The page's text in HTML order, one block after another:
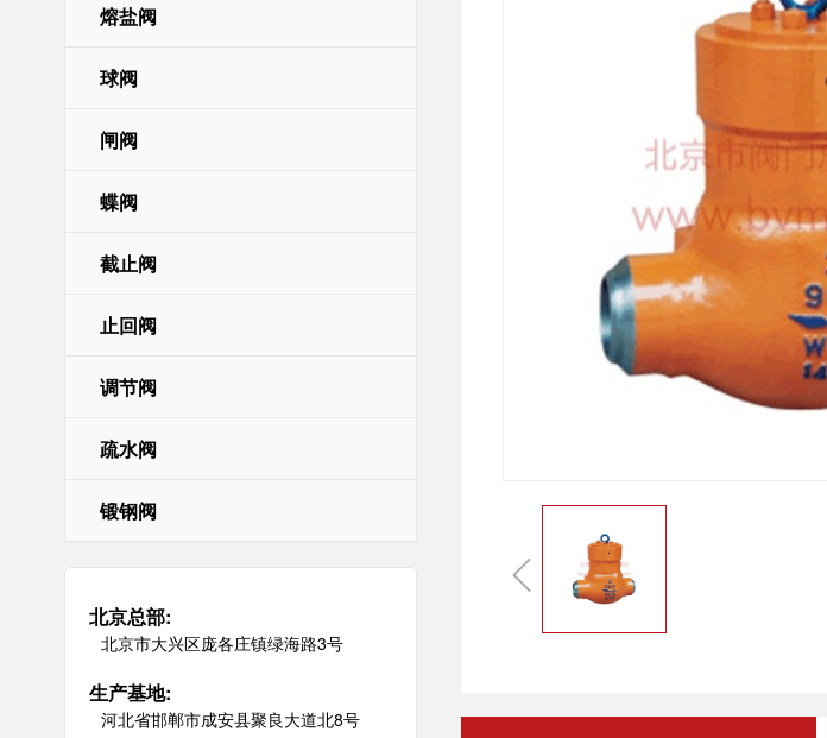
董事长印象 企业风采
公司新闻
球阀
技术支持
国内业绩
招聘职位
熔盐阀
球阀
闸阀
蝶阀
截止阀
止回阀
调节阀
疏水阀
锻钢阀
北京总部:
北京市大兴区庞各庄镇绿海路3号
生产基地:
河北省邯郸市成安县聚良大道北8号